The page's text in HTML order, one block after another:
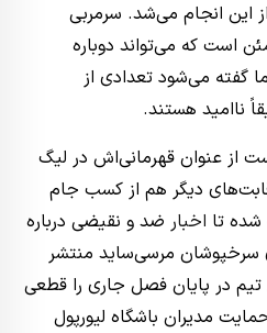
این انجام می‌شد. سرمربی
است که می‌تواند دوباره
گفته می‌شود تعدادی از
ناامید هستند.
از عنوان قهرمانی‌اش در لیگ
دیگر هم از کسب جام
تا اخبار ضد و نقیضی درباره
سرخپوشان مرسی‌ساید منتشر
تیم در پایان فصل جاری را قطعی
مدیران باشگاه لیورپول